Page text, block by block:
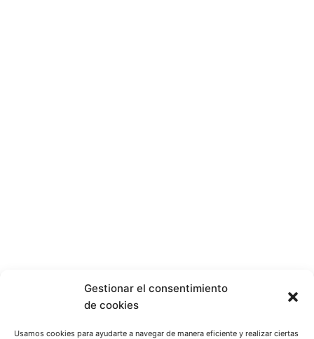
Gestionar el consentimiento
de cookies
Usamos cookies para ayudarte a navegar de manera eficiente y realizar ciertas